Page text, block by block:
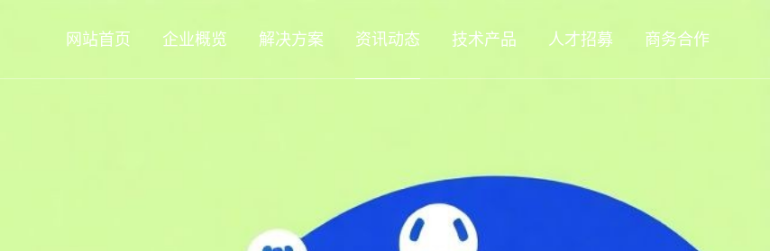
网站首页 企业概览 解决方案 资讯动态 技术产品 人才招募 商务合作